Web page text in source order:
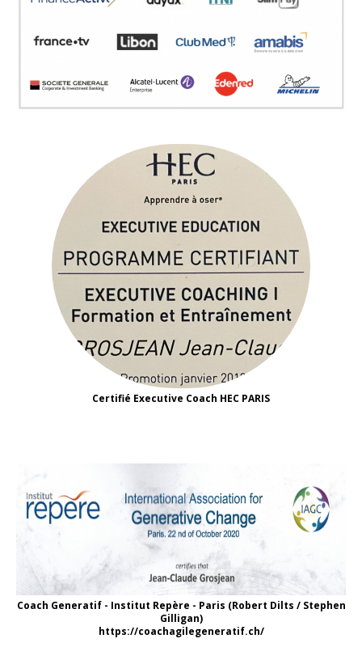
Certifié Executive Coach HEC PARIS
Coach Generatif - Institut Repère - Paris (Robert Dilts / Stephen
Gilligan)
https://coachagilegeneratif.ch/